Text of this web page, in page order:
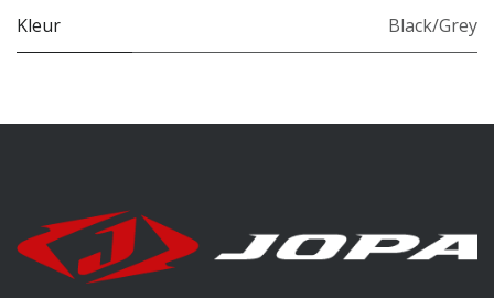
Kleur Black/Grey